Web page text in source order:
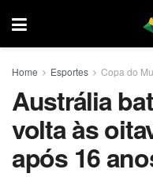
Home Esportes Copa do
Austrália
volta às
após 16